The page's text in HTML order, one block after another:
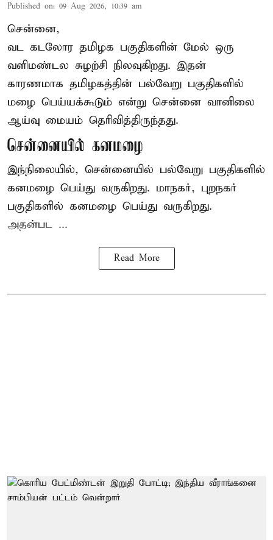
Published on: 09 Aug 2026, 10:39 am
சென்னை,
வட கடலோர தமிழக பகுதிகளின் மேல் ஒரு
வளிமண்டல சுழற்சி நிலவுகிறது. இதன்
காரணமாக தமிழகத்தின் பல்வேறு பகுதிகளில்
மழை பெய்யக்கூடும் என்று சென்னை வானிலை
ஆய்வு மையம் தெரிவித்திருந்தது.
சென்னையில் கனமழை
இந்நிலையில், சென்னையில் பல்வேறு பகுதிகளில்
கனமழை பெய்து வருகிறது. மாநகர், புறநகர்
பகுதிகளில் கனமழை பெய்து வருகிறது.
அதன்பட ...
Read More